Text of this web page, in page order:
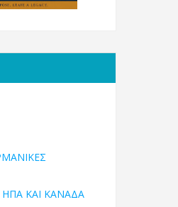
ΗΠΑ ΚΑΙ ΚΑΝΑΔΑ